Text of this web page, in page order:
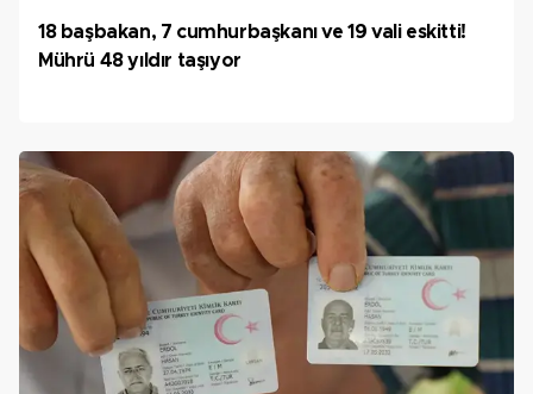
18 başbakan, 7 cumhurbaşkanı ve 19 vali eskitti!
Mührü 48 yıldır taşıyor